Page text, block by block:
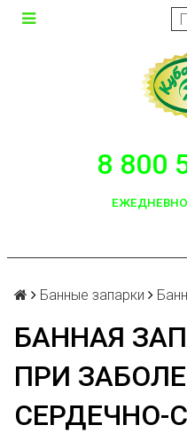
8 800
ЕЖЕДНЕВНО
Банные запарки
БАННАЯ
ПРИ
СЕРДЕЧНО-